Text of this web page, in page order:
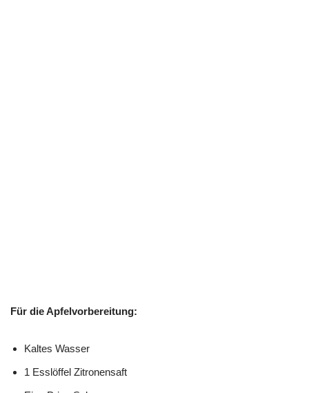
Für die Apfelvorbereitung:
Kaltes Wasser
1 Esslöffel Zitronensaft